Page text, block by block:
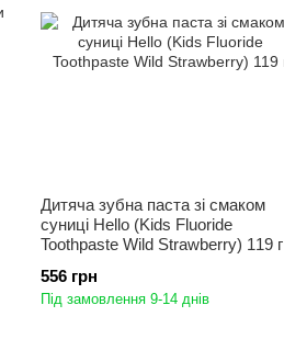
Дитяча зубна паста зі смаком
суниці Hello (Kids Fluoride
Toothpaste Wild Strawberry) 119 г
556 грн
Під замовлення 9-14 днів